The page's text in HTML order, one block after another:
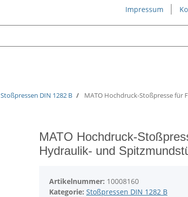
Impressum
Stoßpressen DIN 1282 B MATO Hochdruck-Stoßpresse für
MATO Hochdruck-
Hydraulik- und
Artikelnummer: 10008160
Kategorie: Stoßpressen DIN 1282 B